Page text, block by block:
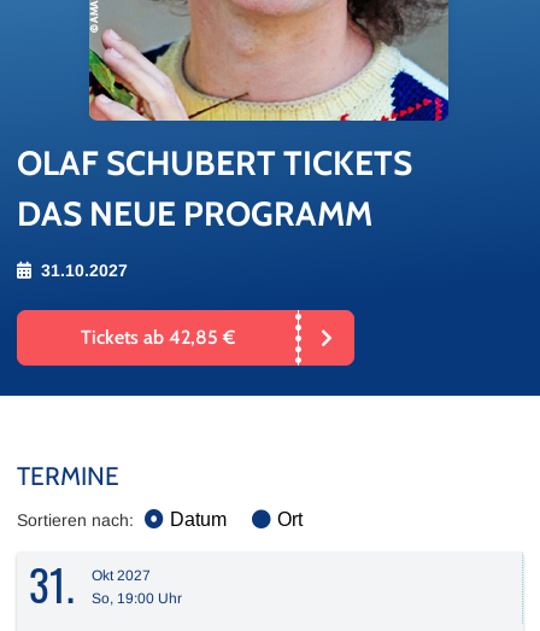
OLAF SCHU­BERT TI­CKETS
DAS NEUE PROGRAMM
31.10.2027
Tickets ab 42,85 €
TERMINE
Sortieren nach: Datum Ort
31.
Okt 2027
So, 19:00 Uhr